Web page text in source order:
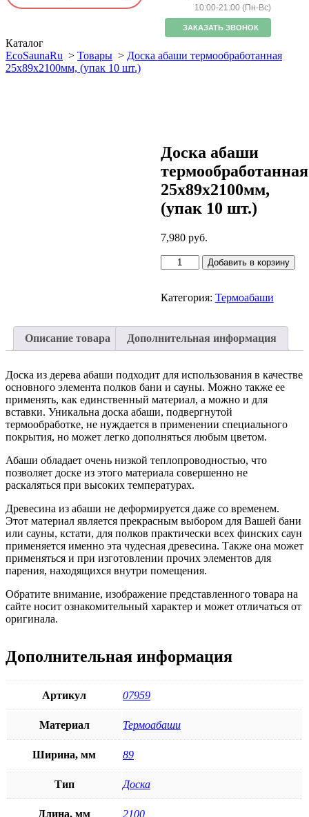
10:00-21:00 (Пн-Вс)
ЗАКАЗАТЬ ЗВОНОК
Каталог
EcoSaunaRu > Товары > Доска абаши термообработанная
25х89х2100мм, (упак 10 шт.)
Доска абаши
термообработанная
25х89х2100мм,
(упак 10 шт.)
7,980руб.
Количество
товара
абаши
(упак
Добавить в корзину
Категория: Термоабаши
Описание товара Дополнительная информация
Доска из дерева абаши подходит для использования в качестве
основного элемента полков бани и сауны. Можно также ее
применять, как единственный материал, а можно и для
вставки. Уникальна доска абаши, подвергнутой
термообработке, не нуждается в применении специального
покрытия, но может легко дополняться любым цветом.
Абаши обладает очень низкой теплопроводностью, что
позволяет доске из этого материала совершенно не
раскаляться при высоких температурах.
Древесина из абаши не деформируется даже со временем.
Этот материал является прекрасным выбором для Вашей бани
или сауны, кстати, для полков практически всех финских саун
применяется именно эта чудесная древесина. Также она может
применяться и при изготовлении прочих элементов для
парения, находящихся внутри помещения.
Обратите внимание, изображение представленного товара на
сайте носит ознакомительный характер и может отличаться от
оригинала.
Дополнительная информация
Артикул 07959
Материал Термоабаши
Ширина, мм 89
Тип Доска
Длина, мм 2100